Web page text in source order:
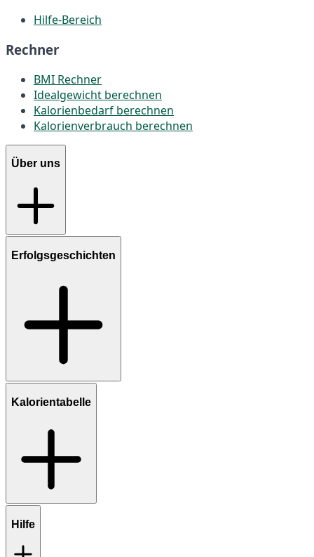
Hilfe-Bereich
Rechner
BMI Rechner
Idealgewicht berechnen
Kalorienbedarf berechnen
Kalorienverbrauch berechnen
Über uns
Erfolgsgeschichten
Kalorientabelle
Hilfe